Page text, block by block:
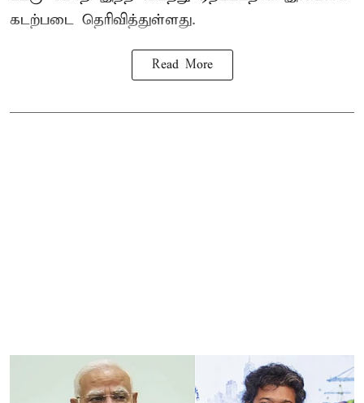
கடற்படை தெரிவித்துள்ளது.
Read More